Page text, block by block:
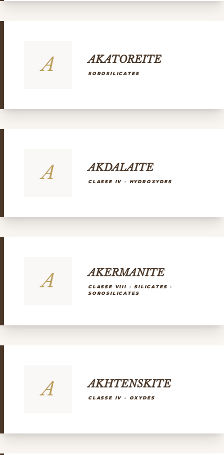
A AKATOREITE
SOROSILICATES
A AKDALAITE
CLASSE IV - HYDROXYDES
A AKERMANITE
CLASSE VIII - SILICATES -
SOROSILICATES
A AKHTENSKITE
CLASSE IV - OXYDES